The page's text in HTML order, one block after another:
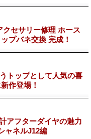
セサリー修理 ホース
プバネ交換 完成！
トップとして人気の喜
作登場！
アフターダイヤの魅力
ャネルJ12編